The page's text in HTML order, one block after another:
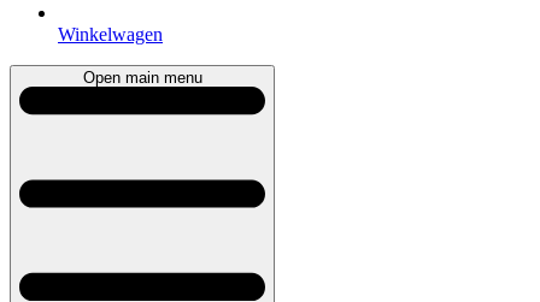
Winkelwagen
Open main menu